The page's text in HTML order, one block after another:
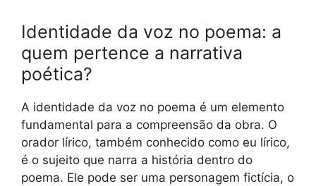
Identidade da voz no poema: a
quem pertence a narrativa
poética?
A identidade da voz no poema é um elemento
fundamental para a compreensão da obra. O
orador lírico, também conhecido como eu lírico,
é o sujeito que narra a história dentro do
poema. Ele pode ser uma personagem fictícia, o